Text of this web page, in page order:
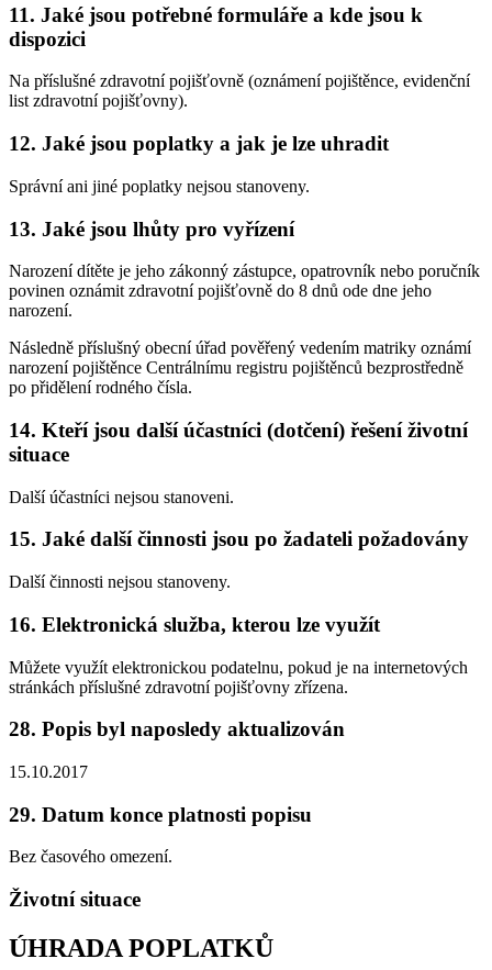
11. Jaké jsou potřebné formuláře a kde jsou k
dispozici
Na příslušné zdravotní pojišťovně (oznámení pojištěnce, evidenční
list zdravotní pojišťovny).
12. Jaké jsou poplatky a jak je lze uhradit
Správní ani jiné poplatky nejsou stanoveny.
13. Jaké jsou lhůty pro vyřízení
Narození dítěte je jeho zákonný zástupce, opatrovník nebo poručník
povinen oznámit zdravotní pojišťovně do 8 dnů ode dne jeho
narození.
Následně příslušný obecní úřad pověřený vedením matriky oznámí
narození pojištěnce Centrálnímu registru pojištěnců bezprostředně
po přidělení rodného čísla.
14. Kteří jsou další účastníci (dotčení) řešení životní
situace
Další účastníci nejsou stanoveni.
15. Jaké další činnosti jsou po žadateli požadovány
Další činnosti nejsou stanoveny.
16. Elektronická služba, kterou lze využít
Můžete využít elektronickou podatelnu, pokud je na internetových
stránkách příslušné zdravotní pojišťovny zřízena.
28. Popis byl naposledy aktualizován
15.10.2017
29. Datum konce platnosti popisu
Bez časového omezení.
Životní situace
ÚHRADA POPLATKŮ